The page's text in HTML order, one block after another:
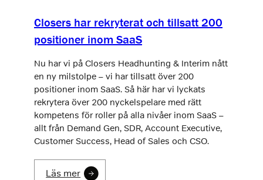
Closers har rekryterat och tillsatt 200
positioner inom SaaS
Nu har vi på Closers Headhunting & Interim nått
en ny milstolpe – vi har tillsatt över 200
positioner inom SaaS. Så här har vi lyckats
rekrytera över 200 nyckelspelare med rätt
kompetens för roller på alla nivåer inom SaaS –
allt från Demand Gen, SDR, Account Executive,
Customer Success, Head of Sales och CSO.
Läs mer